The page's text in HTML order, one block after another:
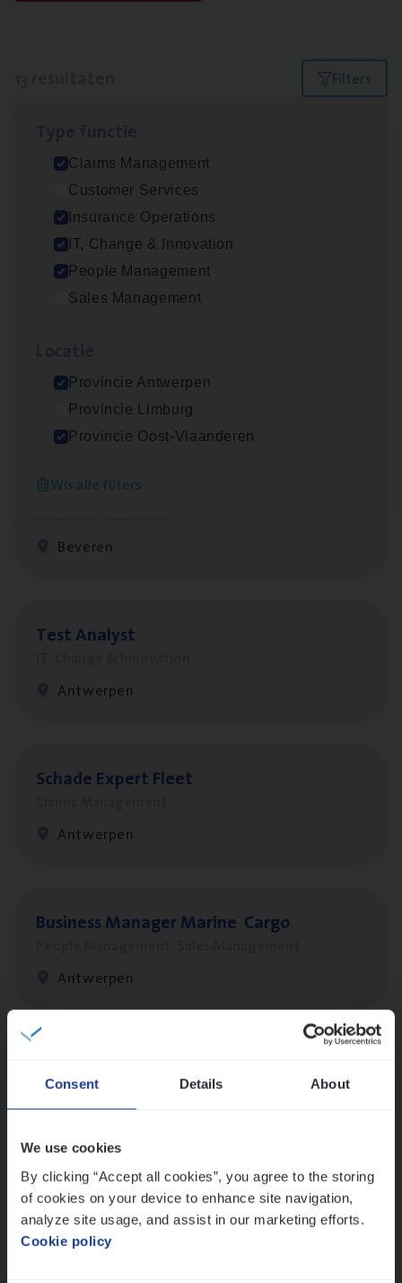
Consent Details About
We use cookies
By clicking “Accept all cookies”, you agree to the storing
of cookies on your device to enhance site navigation,
analyze site usage, and assist in our marketing efforts.
Cookie policy
Filters
Claims Management
Customer Services
Insurance Operations
IT, Change & Innovation
People Management
Sales Management
Provincie Antwerpen
Provincie Limburg
Provincie Oost-Vlaanderen
Wis alle filters
Dos­sier­be­heer­der ver­ze­ke­rin­gen — Soci­al
Pro­fit en Public
Insurance Operations
Antwerpen
Antwerpen
Benefits
Beveren
Test Ana­lyst
Antwerpen
Scha­de Expert Fleet
Antwerpen
Busi­ness Mana­ger Mari­ne Cargo
Antwerpen
Insurance Operations
Dos­sier­be­heer­der Pro­per­ty verzekeringen
Insurance Operations